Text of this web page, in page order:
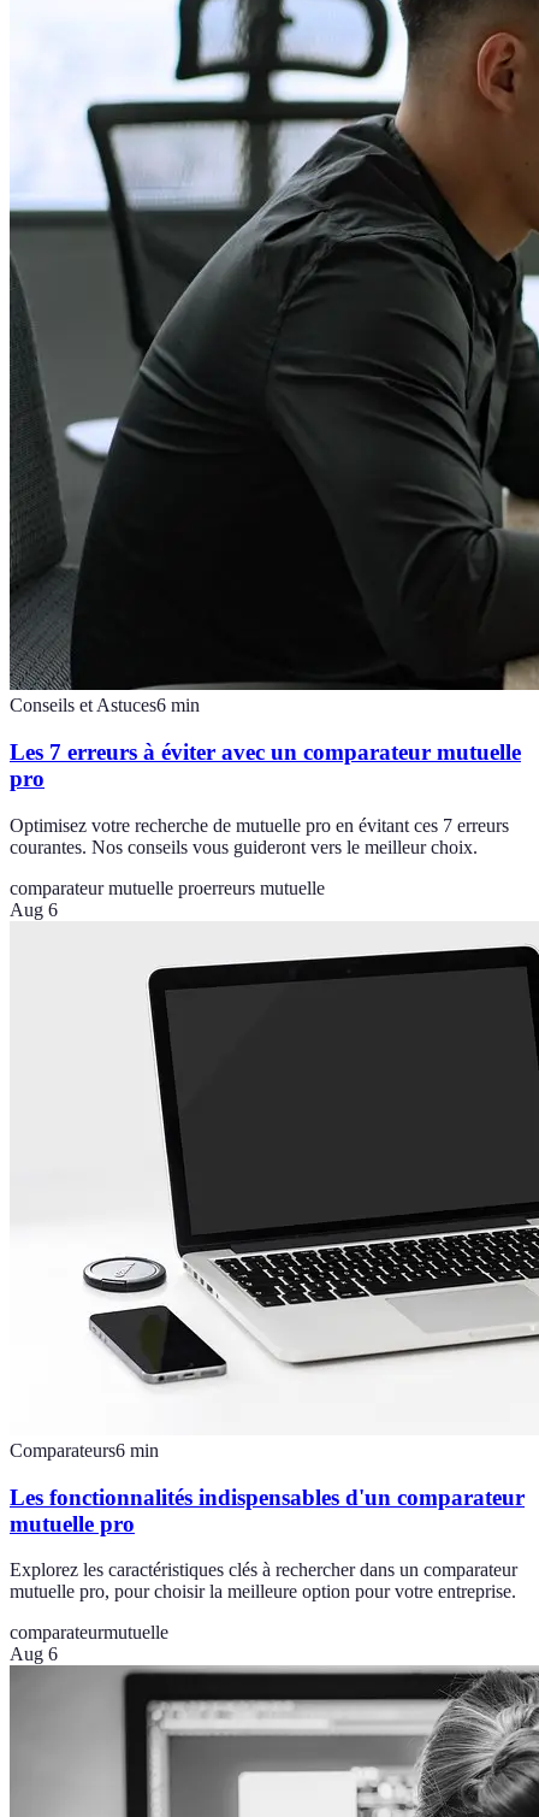
Conseils et Astuces6 min
Les 7 erreurs à éviter avec un comparateur mutuelle
pro
Optimisez votre recherche de mutuelle pro en évitant ces 7 erreurs
courantes. Nos conseils vous guideront vers le meilleur choix.
comparateur mutuelle proerreurs mutuelle
Aug 6
Comparateurs6 min
Les fonctionnalités indispensables d'un comparateur
mutuelle pro
Explorez les caractéristiques clés à rechercher dans un comparateur
mutuelle pro, pour choisir la meilleure option pour votre entreprise.
comparateurmutuelle
Aug 6